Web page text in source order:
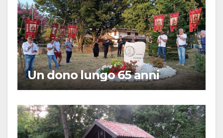
Un dono lungo 65 anni